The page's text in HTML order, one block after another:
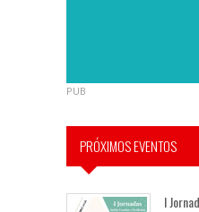
PUB
PRÓXIMOS EVENTOS
I